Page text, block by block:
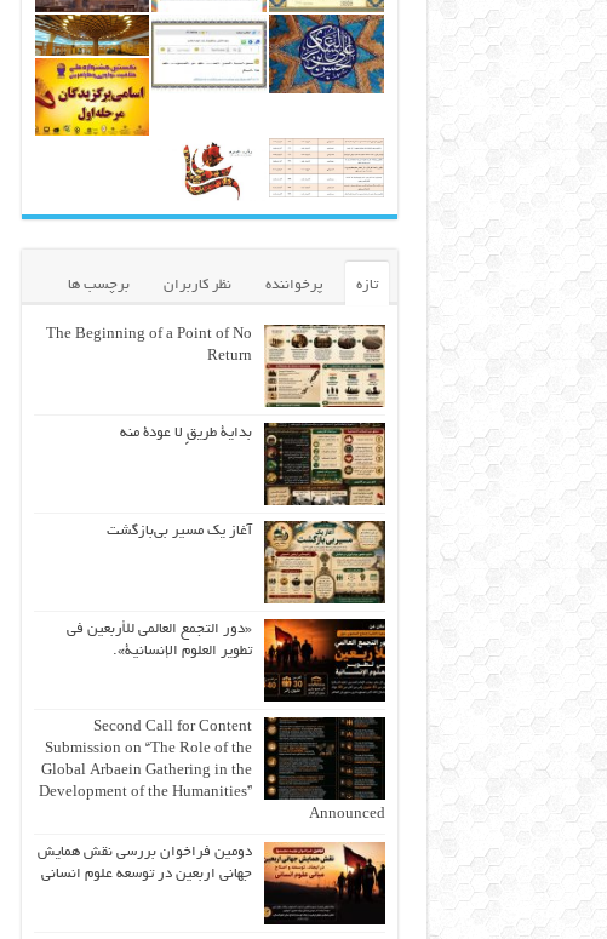
تازه پرخواننده نظر کاربران برچسب ها
The Beginning of a Point of No
Return
بداية طريقٍ لا عودة منه
آغاز یک مسیر بی‌بازگشت
«دور التجمع العالمي للأربعين في
تطوير العلوم الإنسانية».
Second Call for Content
Submission on “The Role of the
Global Arbaein Gathering in the
Development of the Humanities”
Announced
دومین فراخوان بررسی نقش همایش
جهانی اربعین در توسعه علوم انسانی